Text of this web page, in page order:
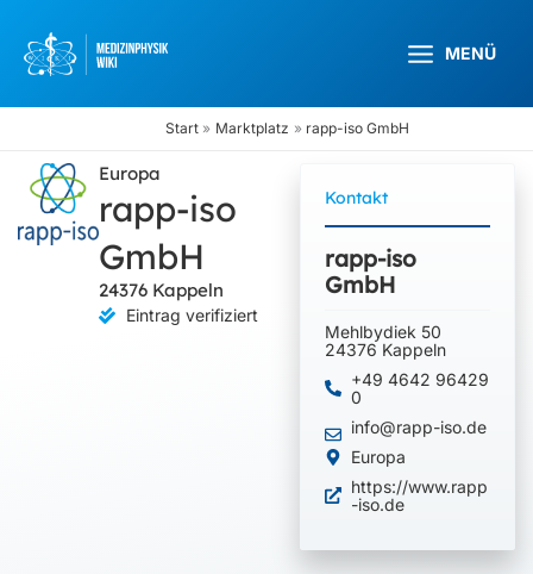
Inhalt
springen
MENÜ
Start Marktplatz rapp-iso GmbH
Europa
rapp-iso
GmbH
24376 Kappeln
Eintrag verifiziert
Kontakt
rapp-iso
GmbH
Mehlbydiek 50
24376 Kappeln
+49 4642 96429
0
info@rapp-iso.de
Europa
https://www.rapp
-iso.de